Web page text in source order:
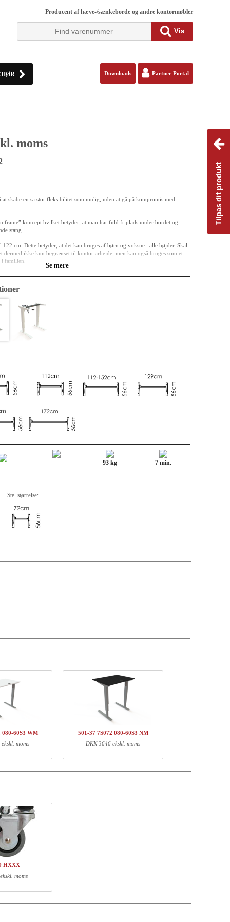
Producent af hæve-/sænkeborde og andre kontormøbler
Vis
Downloads Partner Portal
moms
skabe en så stor fleksibilitet som mulig, uden at gå på kompromis med
frame” koncept hvilket betyder, at man har fuld friplads under bordet og
stang.
cm. Dette betyder, at det kan bruges af børn og voksne i alle højder. Skal
dermed ikke kun begrænset til kontor arbejde, men kan også bruges som et
familien.
helt ned til 60 cm i dybden.
batteri, hvilket giver fuld mobilitet.
Se mere
93 kg 7 min.
Stel størrelse:
DKK 201,- DKK 201,-
20,60
1,47
080-60S3 WM
moms
501-37 7S072 080-60S3 NM
DKK 3646 ekskl. moms
HXXX
moms
Tilpas dit produkt